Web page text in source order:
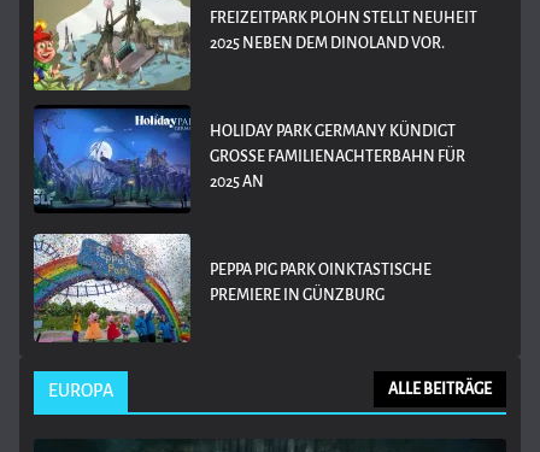
FREIZEITPARK PLOHN STELLT NEUHEIT
2025 NEBEN DEM DINOLAND VOR.
HOLIDAY PARK GERMANY KÜNDIGT
GROSSE FAMILIENACHTERBAHN FÜR 2
025 AN
PEPPA PIG PARK OINKTASTISCHE
PREMIERE IN GÜNZBURG
EUROPA ALLE BEITRÄGE